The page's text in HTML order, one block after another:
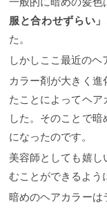
服と合わせずらい」
た。
しかしここ最近のヘ
カラー剤が大きく進
たことによってヘア
した。そのことで
になったのです。
美容師としても嬉し
むことができるよう
暗めのヘアカラーは